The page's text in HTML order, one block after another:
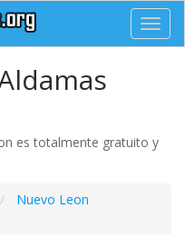
es totalmente gratuito y
Nuevo Leon